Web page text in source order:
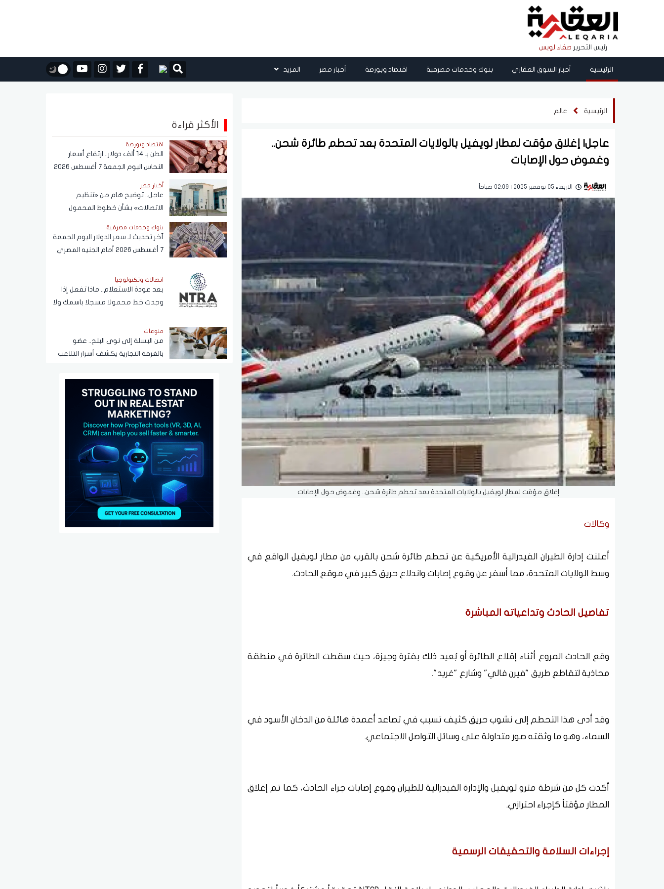
رئيس التحرير صفاء لويس
الرئيسية أخبار السوق العقاري بنوك وخدمات مصرفية اقتصاد وبورصة أخبار مصر المزيد
الرئيسية عالم
عاجل| إغلاق مؤقت لمطار لويفيل بالولايات المتحدة بعد تحطم طائرة شحن..
وغموض حول الإصابات
الاربعاء 05 نوفمبر 2025 | 02:09 صباحاً
إغلاق مؤقت لمطار لويفيل بالولايات المتحدة بعد تحطم طائرة شحن.. وغموض حول الإصابات
وكالات
أعلنت إدارة الطيران الفيدرالية الأمريكية عن تحطم طائرة شحن بالقرب من مطار لويفيل الواقع في
وسط الولايات المتحدة، مما أسفر عن وقوع إصابات واندلاع حريق كبير في موقع الحادث.
تفاصيل الحادث وتداعياته المباشرة
وقع الحادث المروع أثناء إقلاع الطائرة أو بُعيد ذلك بفترة وجيزة، حيث سقطت الطائرة في منطقة
محاذية لتقاطع طريق "فيرن فالي" وشارع "غريد".
وقد أدى هذا التحطم إلى نشوب حريق كثيف تسبب في تصاعد أعمدة هائلة من الدخان الأسود في
السماء، وهو ما وثقته صور متداولة على وسائل التواصل الاجتماعي.
أكدت كل من شرطة مترو لويفيل والإدارة الفيدرالية للطيران وقوع إصابات جراء الحادث، كما تم إغلاق
المطار مؤقتاً كإجراء احترازي.
إجراءات السلامة والتحقيقات الرسمية
الأكثر قراءة
اقتصاد وبورصة
الطن بـ 14 ألف دولار.. ارتفاع أسعار
النحاس اليوم الجمعة 7 أغسطس 2026
أخبار مصر
عاجل.. توضيح هام من «تنظيم
الاتصالات» بشأن خطوط المحمول
بنوك وخدمات مصرفية
آخر تحديث لـ سعر الدولار اليوم الجمعة
7 أغسطس 2026 أمام الجنيه المصري
اتصالات وتكنولوجيا
بعد عودة الاستعلام.. ماذا تفعل إذا
وجدت خط محمولا مسجلا باسمك ولا
منوعات
من البسلة إلى نوى البلح.. عضو
بالغرفة التجارية يكشف أسرار التلاعب